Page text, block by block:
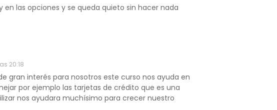
las opciones y se queda quieto sin hacer nada
20:18
gran interés para nosotros este curso nos ayuda en
por ejemplo las tarjetas de crédito que es una
nos ayudara muchísimo para crecer nuestro